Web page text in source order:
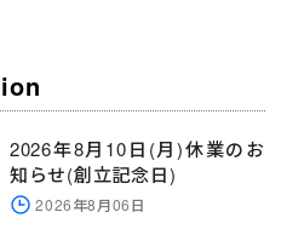
2026年8月10日(月)休業のお
知らせ(創立記念日)
2026年8月06日